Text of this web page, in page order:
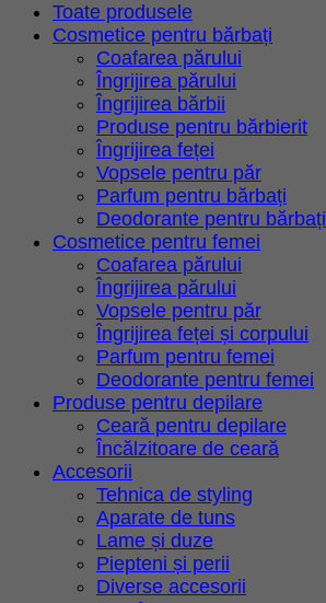
Toate produsele
Cosmetice pentru bărbați
Coafarea părului
Îngrijirea părului
Îngrijirea bărbii
Produse pentru bărbierit
Îngrijirea feței
Vopsele pentru păr
Parfum pentru bărbați
Deodorante pentru bărbați
Cosmetice pentru femei
Coafarea părului
Îngrijirea părului
Vopsele pentru păr
Îngrijirea feței și corpului
Parfum pentru femei
Deodorante pentru femei
Produse pentru depilare
Ceară pentru depilare
Încălzitoare de ceară
Accesorii
Tehnica de styling
Aparate de tuns
Lame și duze
Piepteni și perii
Diverse accesorii